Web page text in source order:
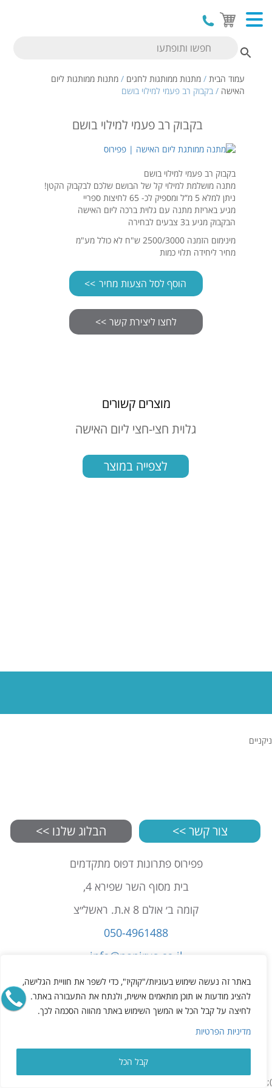
באתר זה נעשה שימוש בעוגיות/"קוקיז", כדי לשפר את חוויית הגלישה,
להציג מודעות או תוכן מותאמים אישית, ולנתח את התעבורה באתר.
לחיצה על קבל הכל או המשך השימוש באתר מהווה הסכמה לכך.
מדיניות הפרטיות
קבל הכל
עמוד הבית/ מתנות ממותגות לחגים / מתנות ממותגות ליום
האישה / בקבוק רב פעמי למילוי בושם
בקבוק רב פעמי למילוי בושם
בקבוק רב פעמי למילוי בושם
מתנה מושלמת למילוי קל של הבושם שלכם לבקבוק הקטן!
ניתן למלא 5 מ”ל ומספיק לכ- 65 לחיצות ספריי
מגיע באריזת מתנה עם גלוית ברכה ליום האישה
הבקבוק מגיע ב3 צבעים לבחירה
מינימום הזמנה 2500/3000 ש"ח לא כולל מע"מ
מחיר ליחידה תלוי כמות
הוסף לסל הצעות מחיר
מוצרים קשורים
גלוית חצי-חצי ליום האישה
לצפייה במוצר
ניקניים
צור קשר >> הבלוג שלנו >>
פפירוס פתרונות דפוס מתקדמים
בית מסוף השר שפירא 4,
קומה ב׳ אולם 8 א.ת. ראשל״צ
050-4961488
info@papirus.co.il
הצהרת נגישות
תקנון
מדיניות פרטיות
);